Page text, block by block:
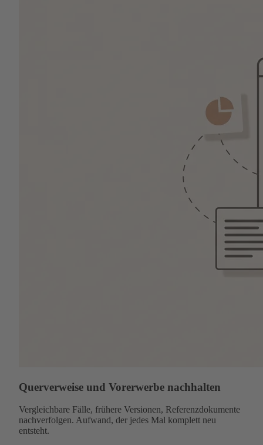
Querverweise und Vorerwerbe nachhalten
Vergleichbare Fälle, frühere Versionen, Referenzdokumente
nachverfolgen. Aufwand, der jedes Mal komplett neu
entsteht.